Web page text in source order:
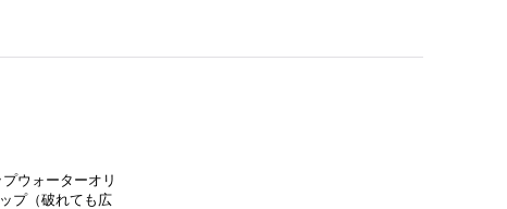
ウォーターオリ
プ（破れても広